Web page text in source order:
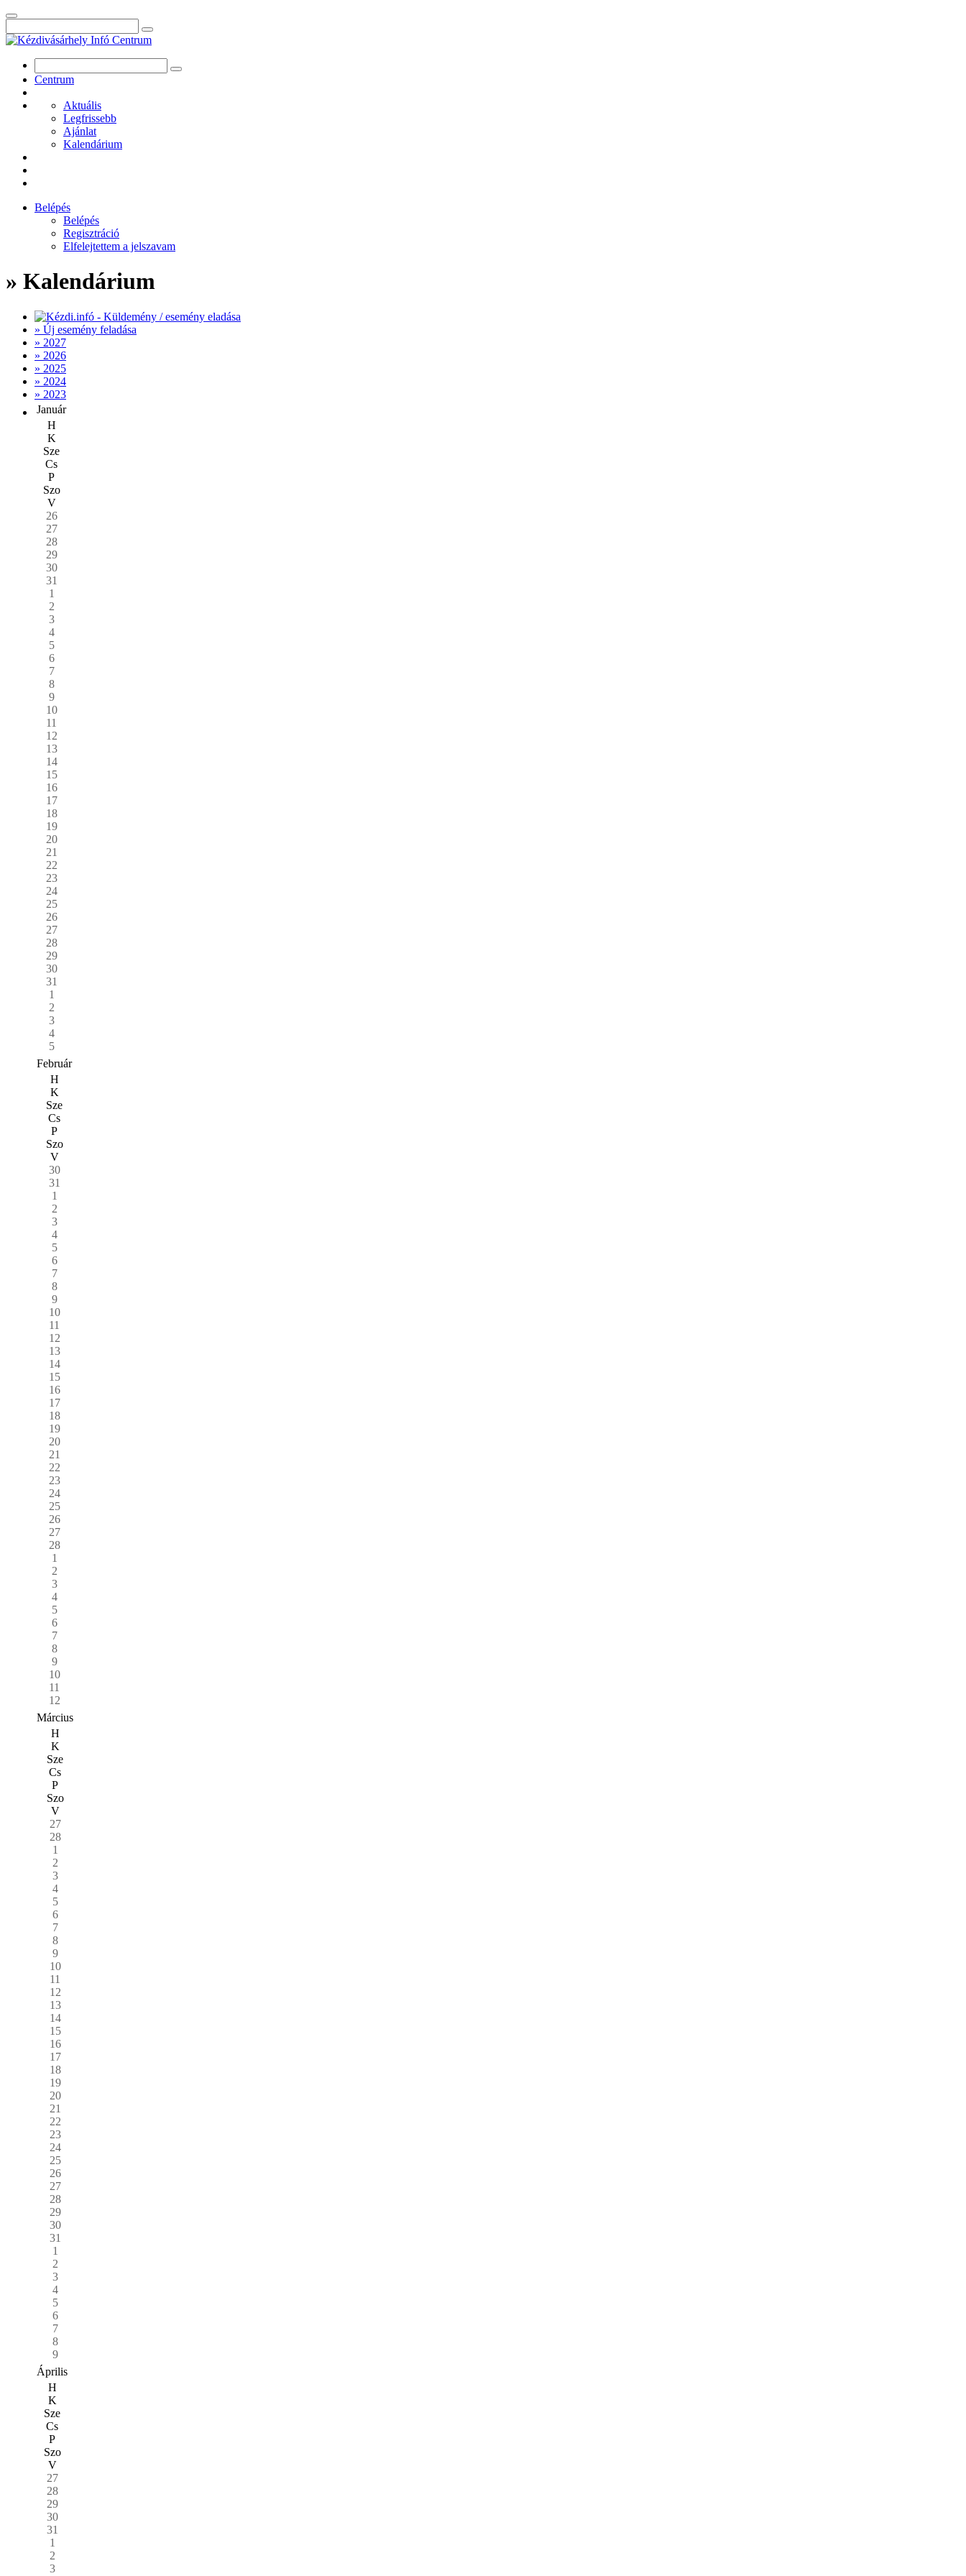
Centrum
Aktuális
Legfrissebb
Ajánlat
Kalendárium
Belépés
Belépés
Regisztráció
Elfelejtettem a jelszavam
» Kalendárium
» Új esemény feladása
» 2027
» 2026
» 2025
» 2024
» 2023
Január
H
K
Sze
Cs
P
Szo
V
26
27
28
29
30
31
1
2
3
4
5
6
7
8
9
10
11
12
13
14
15
16
17
18
19
20
21
22
23
24
25
26
27
28
29
30
31
1
2
3
4
5
Február
H
K
Sze
Cs
P
Szo
V
30
31
1
2
3
4
5
6
7
8
9
10
11
12
13
14
15
16
17
18
19
20
21
22
23
24
25
26
27
28
1
2
3
4
5
6
7
8
9
10
11
12
Március
H
K
Sze
Cs
P
Szo
V
27
28
1
2
3
4
5
6
7
8
9
10
11
12
13
14
15
16
17
18
19
20
21
22
23
24
25
26
27
28
29
30
31
1
2
3
4
5
6
7
8
9
Április
H
K
Sze
Cs
P
Szo
V
27
28
29
30
31
1
2
3